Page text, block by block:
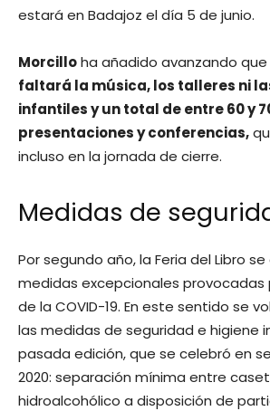
estará en Badajoz el día 5 de junio.
Morcilloha añadido avanzando
faltará la música, los talleres ni
infantiles y un total de entre 60 y
presentaciones y conferencias,
incluso en la jornada de cierre.
Medidas de
Por segundo año, la Feria del Libro
medidas excepcionales provocadas
de la COVID-19. En este sentido se
las medidas de seguridad e higiene
pasada edición, que se celebró en
2020: separación mínima entre
hidroalcohólico a disposición de